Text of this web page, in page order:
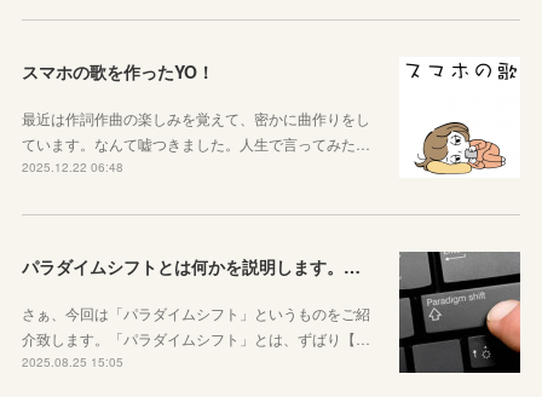
スマホの歌を作ったYO！
最近は作詞作曲の楽しみを覚えて、密かに曲作りをし
ています。なんて嘘つきました。人生で言ってみた…
2025.12.22 06:48
パラダイムシフトとは何かを説明します。あなたも使ってみましょう
さぁ、今回は「パラダイムシフト」というものをご紹
介致します。「パラダイムシフト」とは、ずばり【…
2025.08.25 15:05